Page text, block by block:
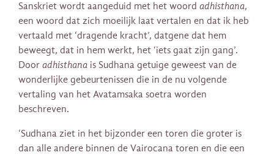
Sanskriet wordt aangeduid met het woord adhisthana,
een woord dat zich moeilijk laat vertalen en dat ik heb
vertaald met ‘dragende kracht’, datgene dat hem
beweegt, dat in hem werkt, het ‘iets gaat zijn gang’.
Door adhisthana is Sudhana getuige geweest van de
wonderlijke gebeurtenissen die in de nu volgende
vertaling van het Avatamsaka soetra worden
beschreven.
‘Sudhana ziet in het bijzonder een toren die groter is
dan alle andere binnen de Vairocana toren en die een